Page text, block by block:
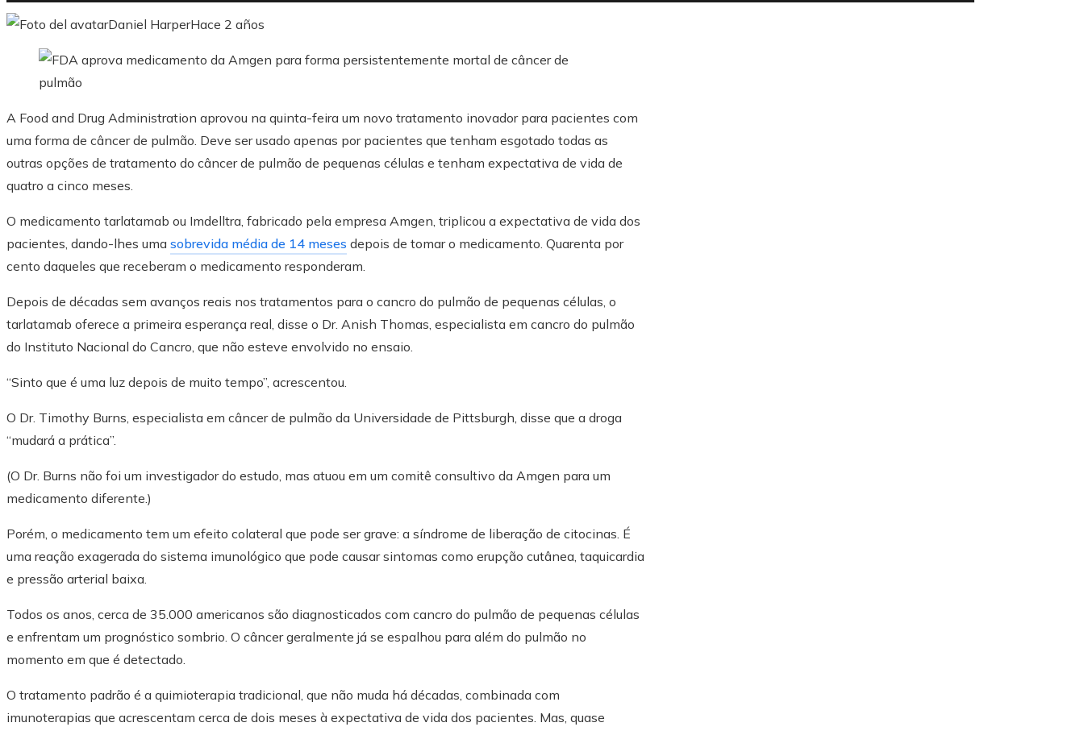
Daniel HarperHace 2 años
A Food and Drug Administration aprovou na quinta-feira um novo tratamento inovador para pacientes com
uma forma de câncer de pulmão. Deve ser usado apenas por pacientes que tenham esgotado todas as
outras opções de tratamento do câncer de pulmão de pequenas células e tenham expectativa de vida de
quatro a cinco meses.
O medicamento tarlatamab ou Imdelltra, fabricado pela empresa Amgen, triplicou a expectativa de vida dos
pacientes, dando-lhes uma sobrevida média de 14 meses depois de tomar o medicamento. Quarenta por
cento daqueles que receberam o medicamento responderam.
Depois de décadas sem avanços reais nos tratamentos para o cancro do pulmão de pequenas células, o
tarlatamab oferece a primeira esperança real, disse o Dr. Anish Thomas, especialista em cancro do pulmão
do Instituto Nacional do Cancro, que não esteve envolvido no ensaio.
“Sinto que é uma luz depois de muito tempo”, acrescentou.
O Dr. Timothy Burns, especialista em câncer de pulmão da Universidade de Pittsburgh, disse que a droga
“mudará a prática”.
(O Dr. Burns não foi um investigador do estudo, mas atuou em um comitê consultivo da Amgen para um
medicamento diferente.)
Porém, o medicamento tem um efeito colateral que pode ser grave: a síndrome de liberação de citocinas. É
uma reação exagerada do sistema imunológico que pode causar sintomas como erupção cutânea, taquicardia
e pressão arterial baixa.
Todos os anos, cerca de 35.000 americanos são diagnosticados com cancro do pulmão de pequenas células
e enfrentam um prognóstico sombrio. O câncer geralmente já se espalhou para além do pulmão no
momento em que é detectado.
O tratamento padrão é a quimioterapia tradicional, que não muda há décadas, combinada com
imunoterapias que acrescentam cerca de dois meses à expectativa de vida dos pacientes. Mas, quase